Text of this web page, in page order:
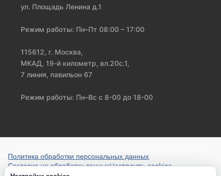
ул. Площадь Ленина д.1
Режим работы: Пн–Пт 08:00 – 17:00
115612, г. Москва,
МКАД, 19-й километр, вл.20с.1,
7 линия, павильон 67
Режим работы: Пн–Вс с 8-00 до 18-00
Политика обработки персональных данных
Согласие на обработку данныхНастроить cookies